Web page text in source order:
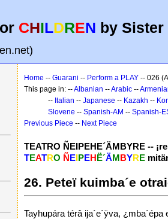
CHILDREN by Sister
Home -- Guarani -- Perform a PLAY -- 026
This page in: --Albanian --Arabic --
-- Italian -- Japanese -- Kazakh --
Slovene -- Spanish-AM -- Spanish-
Previous Piece -- Next Piece
TEATRO ÑEIPEHE´ÄMBYRE --
TEATRO ÑEIPEHË´ÄMBYRE
26. Peteï kuimba´e
Tayhupára térâ ija´e´ÿva, ¿mba´épa